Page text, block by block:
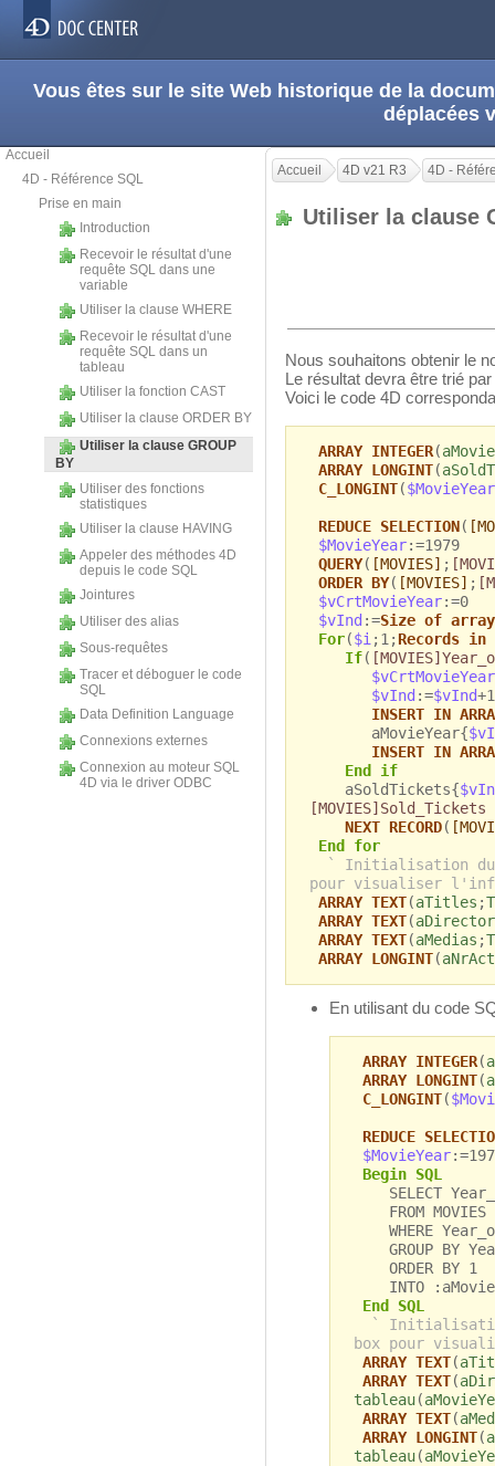
Vous êtes sur le site Web historique de la
déplacées
Accueil
4D - Référence SQL
Prise en main
Introduction
Recevoir le résultat d'une
requête SQL dans une
variable
Utiliser la clause WHERE
Recevoir le résultat d'une
requête SQL dans un
tableau
Utiliser la fonction CAST
Utiliser la clause ORDER BY
Utiliser la clause GROUP
BY
Utiliser des fonctions
statistiques
Utiliser la clause HAVING
Appeler des méthodes 4D
depuis le code SQL
Jointures
Utiliser des alias
Sous-requêtes
Tracer et déboguer le code
SQL
Data Definition Language
Connexions externes
Connexion au moteur SQL
4D via le driver ODBC
Accueil 4D v21 R3 4D -
Utiliser la clause
Nous souhaitons obtenir le
Le résultat devra être trié
Voici le code 4D
ARRAY INTEGER(
ARRAY LONGINT(
C_LONGINT($MovieYear
REDUCE SELECTION(
$MovieYear:=1979
QUERY( [MOVIES] ;
ORDER BY( [MOVIES] ;
$vCrtMovieYear:=0
$vInd :=Size of array
For($i;1;Records
If(
$vCrtMovieYear
$vInd :=$vInd+1
INSERT IN
aMovieYear{
INSERT IN
End if
aSoldTickets{
[MOVIES]Sold_Tickets
NEXT RECORD(
End for
` Initialisation du
pour visualiser
ARRAY TEXT(aTitles ;
ARRAY TEXT(
ARRAY TEXT(aMedias ;
ARRAY LONGINT(
En utilisant du code
ARRAY INTEGER(
ARRAY LONGINT(
C_LONGINT(
REDUCE
$MovieYear
Begin SQL
SELECT
FROM MOVIES
WHERE
GROUP BY
ORDER BY 1
INTO
End SQL
`
box pour
ARRAY TEXT(
ARRAY TEXT(
tableau(
ARRAY TEXT(
ARRAY LONGINT(
tableau(